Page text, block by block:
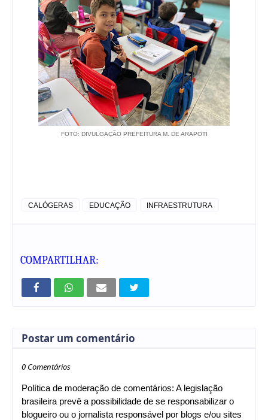
FOTO: DIVULGAÇÃO PREFEITURA M. DE ARAPOTI
CALÓGERAS EDUCAÇÃO INFRAESTRUTURA
COMPARTILHAR:
Postar um comentário
0 Comentários
Política de moderação de comentários: A legislação
brasileira prevê a possibilidade de se responsabilizar o
blogueiro ou o jornalista responsável por blogs e/ou sites